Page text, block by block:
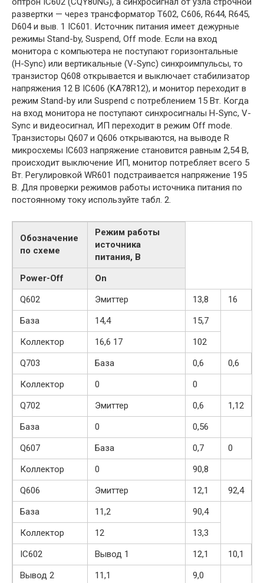
развертки — через трансформатор Т602, С606, R644, R645,
D604 и выв. 1 IC601. Источник питания имеет дежурные
режимы Stand-by, Suspend, Off mode. Если на вход
монитора с компьютера не поступают горизонтальные
(H-Sync) или вертикальные (V-Sync) синхроимпульсы, то
транзистор Q608 открывается и выключает стабилизатор
напряжения 12 В IC606 (KA78R12), и монитор переходит в
режим Stand-by или Suspend с потреблением 15 Вт. Когда
на вход монитора не поступают синхросигналы H-Sync, V-
Sync и видеосигнал, ИП переходит в режим Off mode.
Транзисторы Q607 и Q606 открываются, на выводе R
микросхемы IC603 напряжение становится равным 2,54 В,
происходит выключение ИП, монитор потребляет всего 5
Вт. Регулировкой WR601 подстраивается напряжение 195
В. Для проверки режимов работы источника питания по
постоянному току используйте табл. 2.
Обозначение
по схеме
Режим работы
источника
питания, В
Power-Off
On
Q602
Эмиттер 13,8
16
База
14,4
15,7
Коллектор
16,6 17
102
Q703
База 0,6
0,6
Коллектор
0
0
Q702
Эмиттер 0,6
1,12
База
0
0,56
Q607
База 0,7
0
Коллектор
0
90,8
Q606
Эмиттер 12,1
92,4
База
11,2
90,4
Коллектор
12
13,3
IC602
Вывод 1 12,1
10,1
Вывод 2
11,1
9,0